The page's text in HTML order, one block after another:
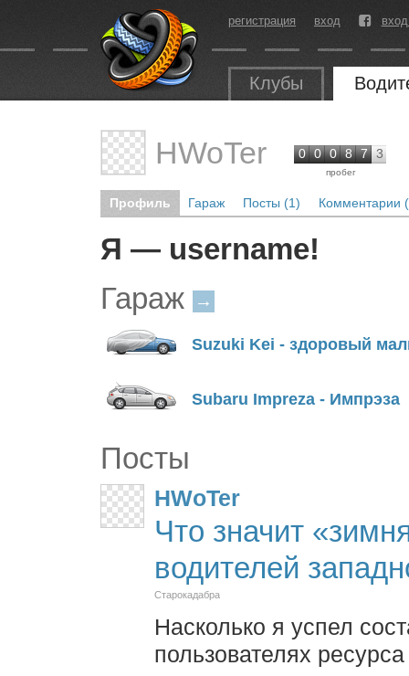
регистрация вход
Клубы
HWoTer 0 0 0 8 7 3
пробег
Профиль Гараж Посты (1) Комментарии
Я — username!
Гараж
→
Suzuki Kei - здоровый
Subaru Impreza - Импрэза
Посты
HWoTer
Что значит
водителей
Старокадабра
Насколько я успел
пользователях